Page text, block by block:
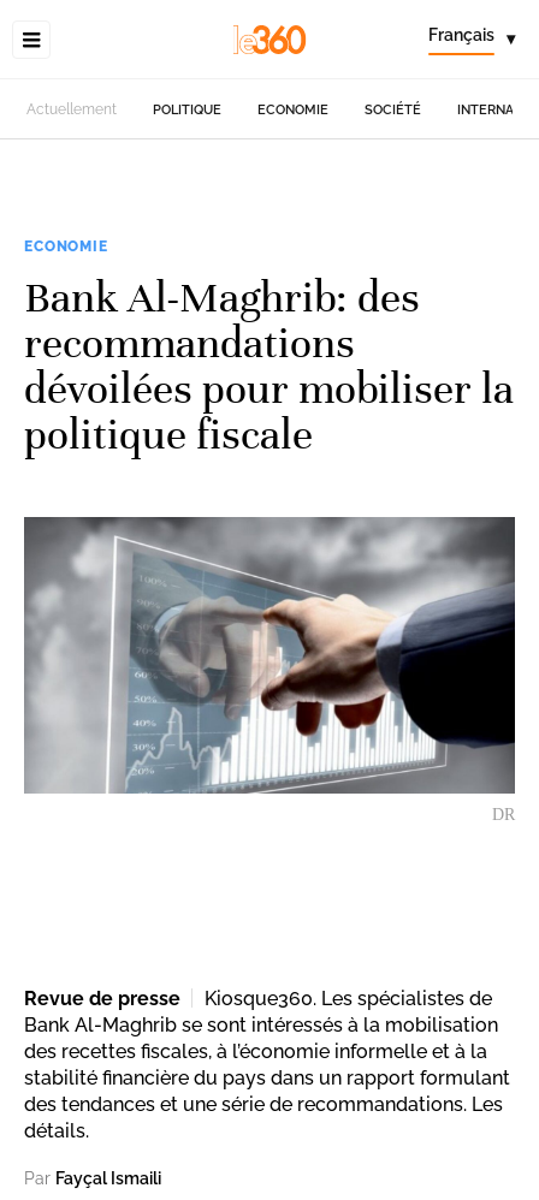
Français ▾
Actuellement POLITIQUE ECONOMIE SOCIÉTÉ
ECONOMIE
Bank Al-Maghrib: des
recommandations
dévoilées pour mobiliser la
politique fiscale
DR
Revue de presse
Kiosque360. Les spécialistes de
Bank Al-Maghrib se sont intéressés à la mobilisation
des recettes fiscales, à l’économie informelle et à la
stabilité financière du pays dans un rapport formulant
des tendances et une série de recommandations. Les
détails.
Par Fayçal Ismaili